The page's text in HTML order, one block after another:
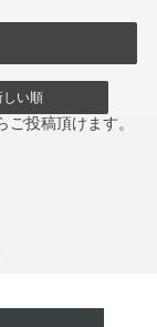
い順
投稿頂けます。